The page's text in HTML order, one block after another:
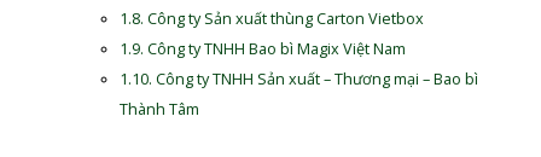
Công ty Sản xuất thùng Carton Vietbox
Công ty TNHH Bao bì Magix Việt Nam
Công ty TNHH Sản xuất – Thương mại – Bao bì
Thành Tâm